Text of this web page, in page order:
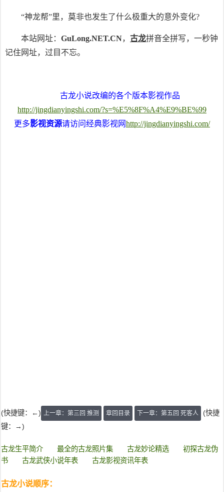
“神龙帮”里，莫非也发生了什么极重大的意外变化?
本站网址： GuLong.NET.CN， 古龙拼音全拼写，一秒钟
记住网址，过目不忘。
古龙小说改编的各个版本影视作品
http://jingdianyingshi.com/?s=%E5%8F%A4%E9%BE%99
更多影视资源请访问经典影视网http://jingdianyingshi.com/
(快捷键：←) 上一章：第三回 推测 章回目录 下一章：第五回 死客人
(快捷
键：→)
古龙生平简介 最全的古龙照片集 古龙妙论精选
初探古龙伪
书
古龙武侠小说年表 古龙影视资讯年表
古龙小说顺序：